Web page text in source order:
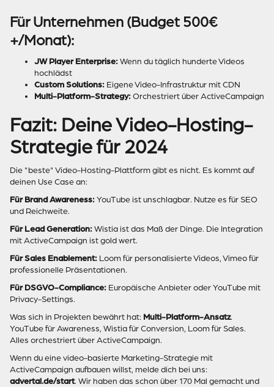
Für Unternehmen (Budget 500€
+/Monat):
JW Player Enterprise: Wenn du täglich hunderte Videos
hochlädst
Custom Solutions: Eigene Video-Infrastruktur mit CDN
Multi-Platform-Strategy: Orchestriert über ActiveCampaign
Fazit: Deine Video-Hosting-
Strategie für 2024
Die "beste" Video-Hosting-Plattform gibt es nicht. Es kommt auf
deinen Use Case an:
Für Brand Awareness: YouTube ist unschlagbar. Nutze es für SEO
und Reichweite.
Für Lead Generation: Wistia ist das Maß der Dinge. Die Integration
mit ActiveCampaign ist gold wert.
Für Sales Enablement: Loom für personalisierte Videos, Vimeo für
professionelle Präsentationen.
Für DSGVO-Compliance: Europäische Anbieter oder YouTube mit
Privacy-Settings.
Was sich in Projekten bewährt hat: Multi-Platform-Ansatz.
YouTube für Awareness, Wistia für Conversion, Loom für Sales.
Alles orchestriert über ActiveCampaign.
Wenn du eine video-basierte Marketing-Strategie mit
ActiveCampaign aufbauen willst, melde dich bei uns:
advertal.de/start. Wir haben das schon über 170 Mal gemacht und